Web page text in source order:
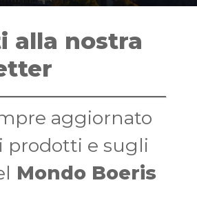
alla nostra
aggiornato
prodotti e sugli
Mondo Boeris